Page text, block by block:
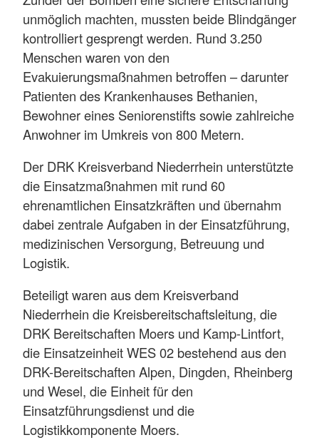
unmöglich machten, mussten beide Blindgänger
kontrolliert gesprengt werden. Rund 3.250
Menschen waren von den
Evakuierungsmaßnahmen betroffen – darunter
Patienten des Krankenhauses Bethanien,
Bewohner eines Seniorenstifts sowie zahlreiche
Anwohner im Umkreis von 800 Metern.
Der DRK Kreisverband Niederrhein unterstützte
die Einsatzmaßnahmen mit rund 60
ehrenamtlichen Einsatzkräften und übernahm
dabei zentrale Aufgaben in der Einsatzführung,
medizinischen Versorgung, Betreuung und
Logistik.
Beteiligt waren aus dem Kreisverband
Niederrhein die Kreisbereitschaftsleitung, die
DRK Bereitschaften Moers und Kamp-Lintfort,
die Einsatzeinheit WES 02 bestehend aus den
DRK-Bereitschaften Alpen, Dingden, Rheinberg
und Wesel, die Einheit für den
Einsatzführungsdienst und die
Logistikkomponente Moers.